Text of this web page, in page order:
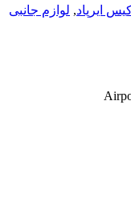
ایرپاد, لوازم جانبی